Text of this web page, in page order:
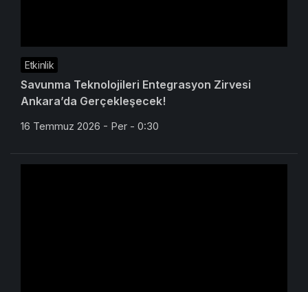
Etkinlik
Savunma Teknolojileri Entegrasyon Zirvesi
Ankara’da Gerçekleşecek!
16 Temmuz 2026 - Per - 0:30